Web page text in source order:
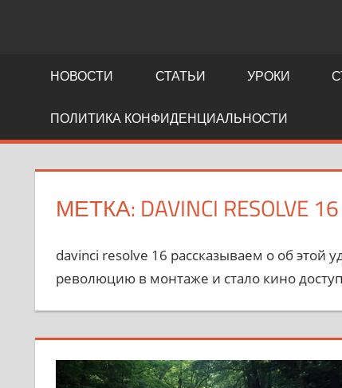
кино
НОВОСТИ СТАТЬИ УРОКИ
ПОЛИТИКА КОНФИДЕНЦИАЛЬНОСТИ
МЕТКА: DAVINCI RESOLVE 16
davinci resolve 16 рассказываем о об этой
революцию в монтаже и стало кино